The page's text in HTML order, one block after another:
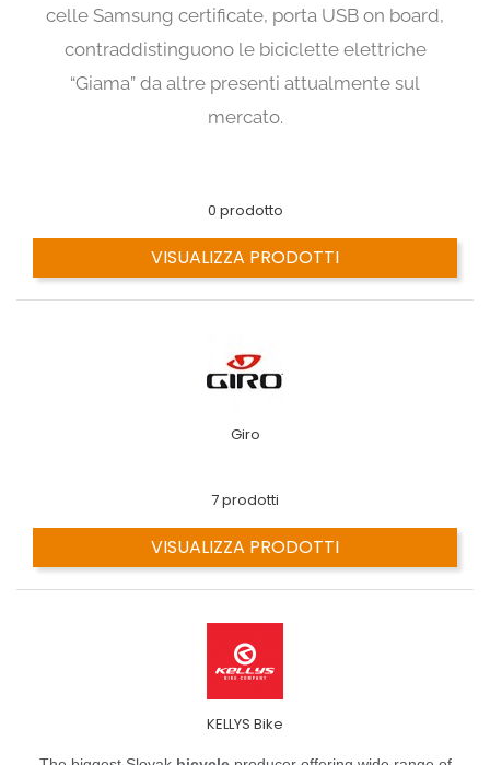
celle Samsung certificate, porta USB on board,
contraddistinguono le biciclette elettriche
“Giama” da altre presenti attualmente sul
mercato.
0 prodotto
VISUALIZZA PRODOTTI
Giro
7 prodotti
VISUALIZZA PRODOTTI
KELLYS Bike